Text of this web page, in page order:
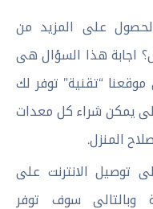
على المزيد من
اجابة هذا السؤال هى
“تقنية” توفر لك
يمكن شراء كل معدات
المنزل.
توصيل الانترنت على
وبالتالى سوف توفر